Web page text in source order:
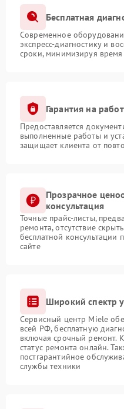
Бесплатная
Современное
экспресс-диагностику и
сроки, минимизируя время
Гарантия на
Предоставляется
выполненные работы и
защищает клиента от
Прозрачное
консультация
Точные прайс-листы,
ремонта, отсутствие
бесплатной консультации
сайте
Широкий спектр
Сервисный центр Miele
всей РФ, бесплатную
включая срочный ремонт.
статус ремонта онлайн.
постгарантийное
службы техники